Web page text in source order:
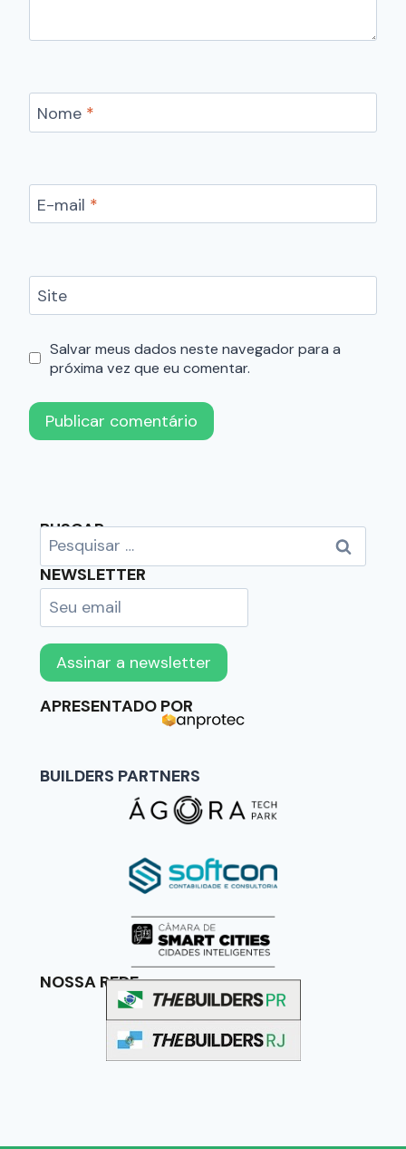
Nome *
E-mail *
Site
Salvar meus dados neste navegador para a
próxima vez que eu comentar.
BUSCAR
NEWSLETTER
APRESENTADO POR
BUILDERS PARTNERS
NOSSA REDE